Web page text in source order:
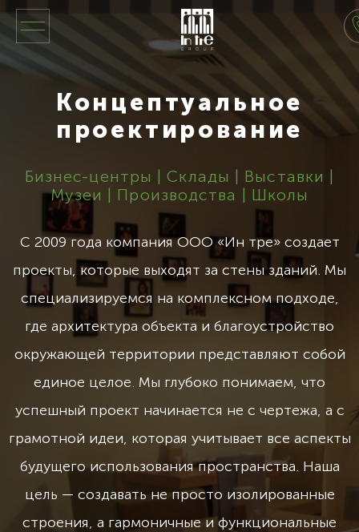
Концептуальное
проектирование
Бизнес-центры | Склады | Выставки |
Музеи | Производства | Школы
С 2009 года компания ООО «Ин тре» создает
проекты, которые выходят за стены зданий. Мы
специализируемся на комплексном подходе,
где архитектура объекта и благоустройство
окружающей территории представляют собой
единое целое. Мы глубоко понимаем, что
успешный проект начинается не с чертежа, а с
грамотной идеи, которая учитывает все аспекты
будущего использования пространства. Наша
цель — создавать не просто изолированные
строения, а гармоничные и функциональные